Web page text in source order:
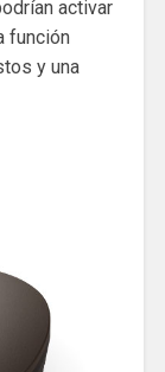
activar
función
y una